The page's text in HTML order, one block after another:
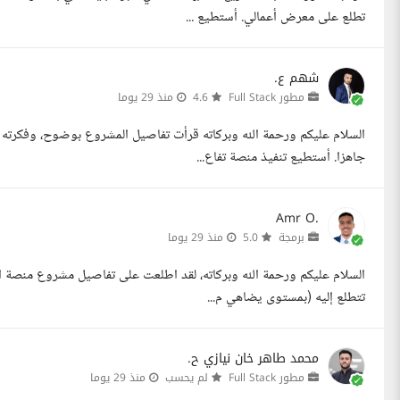
تطلع على معرض أعمالي. أستطيع ...
شهم ع.
مطور Full Stack منذ 29 يوما
السلام عليكم ورحمة الله وبركاته قرأت تفاصيل المشروع بوضوح،
جاهزا. أستطيع تنفيذ منصة تفاع...
Amr O.
برمجة منذ 29 يوما
السلام عليكم ورحمة الله وبركاته، لقد اطلعت على تفاصيل مشروع منصة
تتطلع إليه (بمستوى يضاهي م...
محمد طاهر خان نيازي ح.
مطور Full Stack لم يحسب منذ 29 يوما